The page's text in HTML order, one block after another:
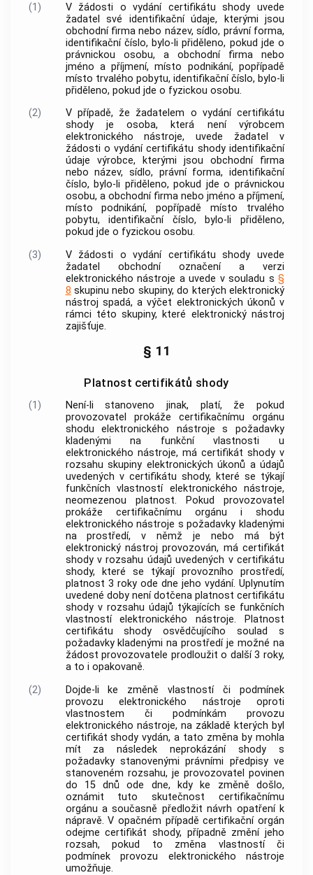
(1)
V žádosti o vydání certifikátu shody uvede
žadatel
své identifikační údaje, kterými jsou
obchodní firma nebo název, sídlo, právní forma,
identifikační číslo, bylo-li přiděleno, pokud jde o
právnickou osobu, a obchodní firma nebo
jméno a příjmení, místo podnikání, popřípadě
místo trvalého pobytu, identifikační číslo, bylo-li
přiděleno, pokud jde o fyzickou osobu.
(2)
V případě, že žadatelem o vydání certifikátu
shody je osoba, která není výrobcem
elektronického nástroje, uvede žadatel
v
žádosti o vydání certifikátu shody identifikační
údaje výrobce, kterými jsou obchodní firma
nebo název, sídlo, právní forma, identifikační
číslo, bylo-li přiděleno, pokud jde o právnickou
osobu, a obchodní firma nebo jméno a příjmení,
místo podnikání, popřípadě místo trvalého
pobytu, identifikační číslo, bylo-li přiděleno,
pokud jde o fyzickou osobu.
(3)
V žádosti o vydání certifikátu shody uvede
žadatel
obchodní označení a verzi
elektronického nástroje a uvede v souladu s §
8 skupinu nebo skupiny, do kterých elektronický
nástroj spadá, a výčet elektronických úkonů v
rámci této skupiny, které elektronický nástroj
zajišťuje.
§ 11
Platnost certifikátů shody
(1)
Není-li stanoveno jinak, platí, že pokud
provozovatel prokáže certifikačnímu orgánu
shoduelektronického nástroje s požadavky
kladenými na funkční vlastnosti u
elektronického nástroje, má certifikát shody v
rozsahu skupiny elektronických úkonů a údajů
uvedených v certifikátu shody, které se týkají
funkčních vlastností elektronického nástroje,
neomezenou platnost. Pokud provozovatel
prokáže certifikačnímu orgánu i shodu
elektronického nástroje s požadavky kladenými
naprostředí, v němž je nebo má být
elektronický nástroj provozován, má certifikát
shody v rozsahu údajů uvedených v certifikátu
shody, které se týkají provozního prostředí,
platnost 3 roky ode dne jeho vydání. Uplynutím
uvedené doby není dotčena platnost certifikátu
shody v rozsahu údajů týkajících se funkčních
vlastnostíelektronického nástroje. Platnost
certifikátu shody osvědčujícího soulad s
požadavky kladenými naprostředíje možné na
žádost provozovatele prodloužit o další 3 roky,
a to i opakovaně.
(2)
Dojde-li ke změně vlastností či podmínek
provozu elektronického nástroje oproti
vlastnostem či podmínkám provozu
elektronického nástroje, na základě kterých byl
certifikát shody vydán, a tato změna by mohla
mít za následek neprokázání shody s
požadavky stanovenými právními předpisy ve
stanoveném rozsahu, je provozovatel povinen
do 15 dnů ode dne, kdy ke změně došlo,
oznámit tuto skutečnost certifikačnímu
orgánu a současně předložitnávrh opatření k
nápravě. V opačném případě certifikační orgán
odejme certifikát shody, případně změní jeho
rozsah, pokud to změna vlastností či
podmínek provozu elektronického nástroje
umožňuje.